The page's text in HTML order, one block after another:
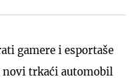
gamere i esportaše
trkaći automobil